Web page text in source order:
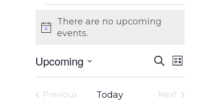
Events
Notice
There are no upcoming
events.
Events
Search
Views
SearchEvent
Views
List
Upcoming
Select
date.
Previous
Today
Next